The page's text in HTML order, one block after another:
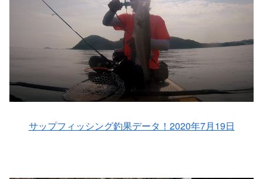
サップフィッシング釣果データ！2020年7月19日